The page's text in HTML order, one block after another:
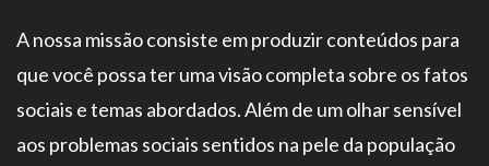
A nossa missão consiste em produzir conteúdos para
que você possa ter uma visão completa sobre os fatos
sociais e temas abordados. Além de um olhar sensível
aos problemas sociais sentidos na pele da população